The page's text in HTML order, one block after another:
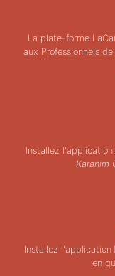
La plate-forme
aux Professionnels
Installez
Karanim
Installez l'application
en